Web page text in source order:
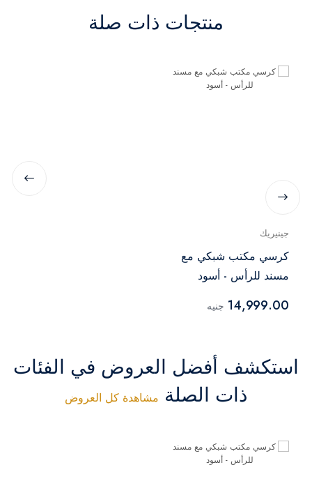
منتجات ذات صلة
جينيريك
كرسي مكتب شبكي مع
مسند للرأس - أسود
14,999.00 جنيه
استكشف أفضل العروض في الفئات
ذات الصلة مشاهدة كل العروض